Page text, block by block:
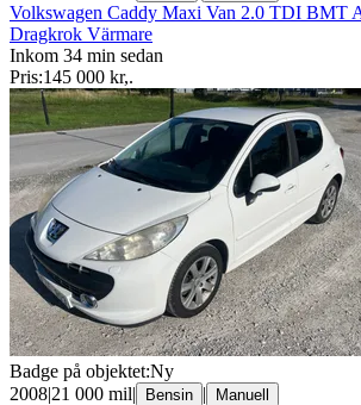
Volkswagen Caddy Maxi Van 2.0 TDI BMT
Dragkrok Värmare
Inkom 34 min sedan
Pris:145 000 kr,.
Badge på objektet:Ny
2008|21 000 mil| Bensin | Manuell